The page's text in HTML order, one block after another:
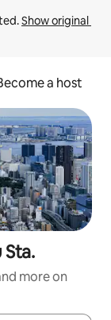
Show original
a host
Sta.
more on